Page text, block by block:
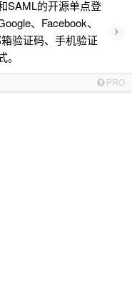
SAML的开源单点登
、Facebook、
验证码、手机验证
›
PRO